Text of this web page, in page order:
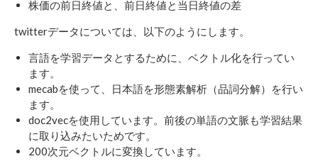
株価の前日終値と、前日終値と当日終値の差
twitterデータについては、以下のようにします。
言語を学習データとするために、ベクトル化を行ってい
ます。
mecabを使って、日本語を形態素解析（品詞分解）を行い
ます。
doc2vecを使用しています。前後の単語の文脈も学習結果
に取り込みたいためです。
200次元ベクトルに変換しています。